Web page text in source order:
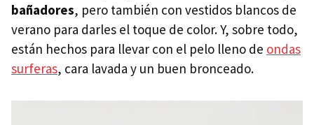
bañadores, pero también con vestidos blancos de
verano para darles el toque de color. Y, sobre todo,
están hechos para llevar con el pelo lleno de ondas
surferas, cara lavada y un buen bronceado.